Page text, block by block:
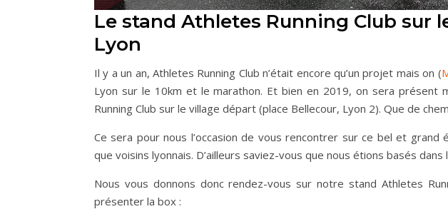
Le stand Athletes Running Club sur
Lyon
Il y a un an, Athletes Running Club n’était encore qu’un projet mais on (
Lyon sur le 10km et le marathon. Et bien en 2019, on sera présent
Running Club sur le village départ (place Bellecour, Lyon 2). Que de
Ce sera pour nous l’occasion de vous rencontrer sur ce bel et grand
que voisins lyonnais. D’ailleurs saviez-vous que nous étions basés dans
Nous vous donnons donc rendez-vous sur notre stand Athletes
présenter la box :